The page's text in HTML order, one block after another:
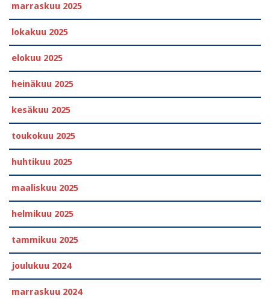
marraskuu 2025
lokakuu 2025
elokuu 2025
heinäkuu 2025
kesäkuu 2025
toukokuu 2025
huhtikuu 2025
maaliskuu 2025
helmikuu 2025
tammikuu 2025
joulukuu 2024
marraskuu 2024